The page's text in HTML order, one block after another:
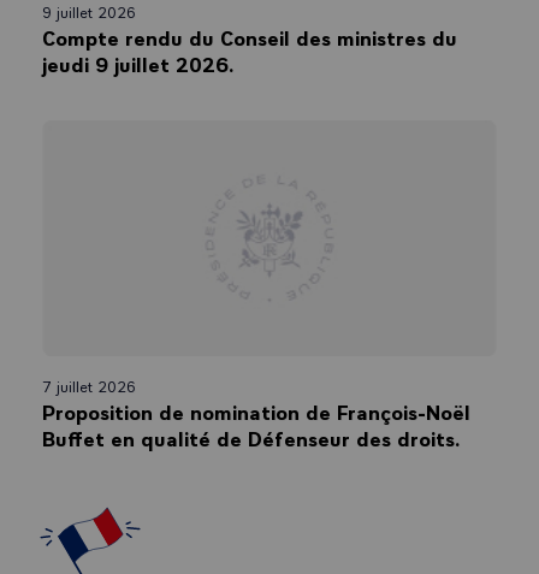
9 juillet 2026
Compte rendu du Conseil des ministres du
jeudi 9 juillet 2026.
7 juillet 2026
Proposition de nomination de François-Noël
Buffet en qualité de Défenseur des droits.